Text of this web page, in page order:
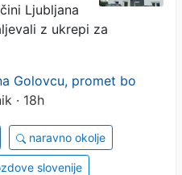
Ljubljana
z ukrepi za
Golovcu, promet bo
· 18h
naravno okolje
slovenije